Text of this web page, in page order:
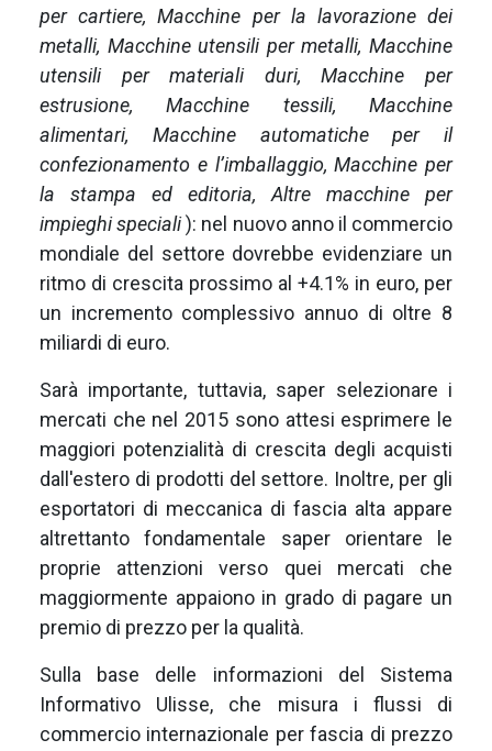
per cartiere, Macchine per la lavorazione dei
metalli, Macchine utensili per metalli, Macchine
utensili per materiali duri, Macchine per
estrusione, Macchine tessili, Macchine
alimentari, Macchine automatiche per il
confezionamento e l’imballaggio, Macchine per
la stampa ed editoria, Altre macchine per
impieghi speciali): nel nuovo anno il commercio
mondiale del settore dovrebbe evidenziare un
ritmo di crescita prossimo al +4.1% in euro, per
un incremento complessivo annuo di oltre 8
miliardi di euro.
Sarà importante, tuttavia, saper selezionare i
mercati che nel 2015 sono attesi esprimere le
maggiori potenzialità di crescita degli acquisti
dall'estero di prodotti del settore. Inoltre, per gli
esportatori di meccanica di fascia alta appare
altrettanto fondamentale saper orientare le
proprie attenzioni verso quei mercati che
maggiormente appaiono in grado di pagare un
premio di prezzo per la qualità.
Sulla base delle informazioni del Sistema
Informativo Ulisse, che misura i flussi di
commercio internazionale per fascia di prezzo